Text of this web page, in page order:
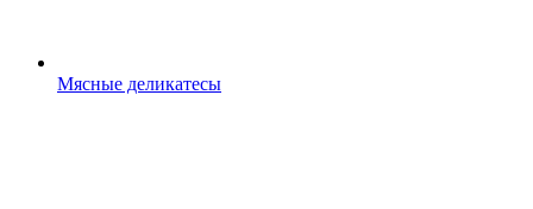
Мясные деликатесы